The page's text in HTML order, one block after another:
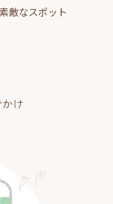
敵なスポット
け